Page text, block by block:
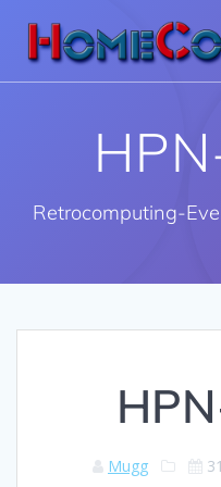
Retrocomputing-
Mugg